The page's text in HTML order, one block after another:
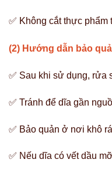
✅ Không cắt thực
(2) Hướng dẫn bảo
✅ Sau khi sử dụng, rửa
✅ Tránh để dĩa gần
✅ Bảo quản ở nơi khô
✅ Nếu dĩa có vết dầu